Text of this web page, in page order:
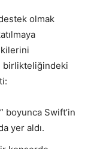
olmak
birlikteliğindeki
boyunca Swift’in
yer aldı.